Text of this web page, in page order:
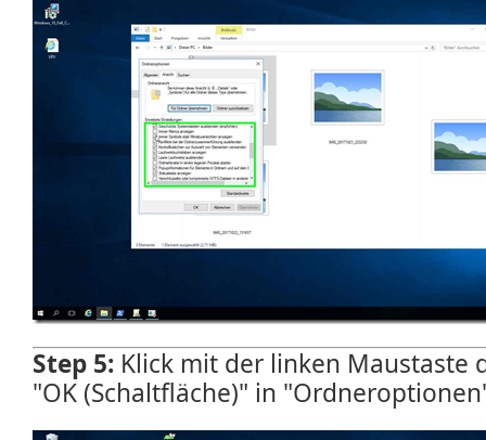
Step 5: Klick mit der linken Maustaste
"OK (Schaltfläche)" in